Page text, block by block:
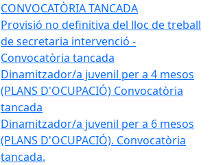
CONVOCATÒRIA TANCADA
Provisió no definitiva del lloc de treball
de secretaria intervenció -
Convocatòria tancada
Dinamitzador/a juvenil per a 4 mesos
(PLANS D'OCUPACIÓ) Convocatòria
tancada
Dinamitzador/a juvenil per a 6 mesos
(PLANS D'OCUPACIÓ). Convocatòria
tancada.